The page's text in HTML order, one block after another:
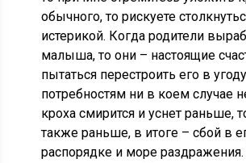
обычного, то рискуете
истерикой. Когда родители
малыша, то они – настоящие
пытаться перестроить его в
потребностям ни в коем случае
кроха смирится и уснет раньше,
также раньше, в итоге – сбой в
распорядке и море